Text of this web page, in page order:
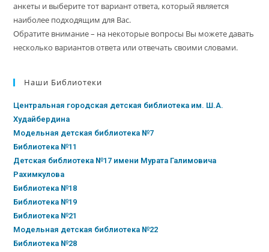
анкеты и выберите тот вариант ответа, который является
наиболее подходящим для Вас.
Обратите внимание – на некоторые вопросы Вы можете давать
несколько вариантов ответа или отвечать своими словами.
Наши Библиотеки
Центральная городская детская библиотека им. Ш.А.
Худайбердина
Модельная детская библиотека №7
Библиотека №11
Детская библиотека №17 имени Мурата Галимовича
Рахимкулова
Библиотека №18
Библиотека №19
Библиотека №21
Модельная детская библиотека №22
Библиотека №28